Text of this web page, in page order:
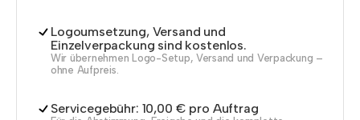
Logoumsetzung, Versand und
Einzelverpackung sind kostenlos.
Wir übernehmen Logo-Setup, Versand und Verpackung –
ohne Aufpreis.
Servicegebühr: 10,00 € pro Auftrag